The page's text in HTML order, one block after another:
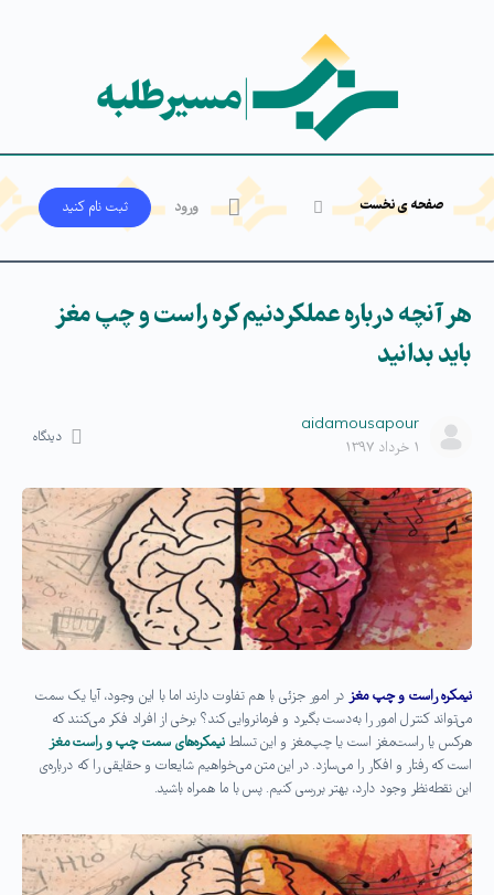
صفحه ی نخست ورود ثبت‌ نام کنید
هر آنچه درباره عملکردنیم کره راست و چپ مغز
باید بدانید
aidamousapour
۱ خرداد ۱۳۹۷
دیدگاه
نیمکره راست و چپ مغز در امور جزئی با هم تفاوت دارند اما با این وجود، آیا یک سمت
می‌تواند کنترل امور را به‌دست بگیرد و فرمانروایی کند؟ برخی از افراد فکر می‌کنند که
هرکس یا راست‌‌مغز است یا چپ‌مغز و این تسلطنیمکره‌‌های سمت چپ و راست مغز
است که رفتار و افکار را می‌سازد. در این متن می‌خواهیم شایعات و حقایقی را که درباره‌ی
این نقطه‌نظر وجود دارد، بهتر بررسی کنیم. پس با ما همراه باشید.